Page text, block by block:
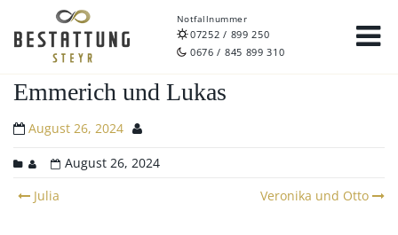
Notfallnummer
07252 / 899 250
0676 / 845 899 310
Emmerich und Lukas
August 26, 2024
August 26, 2024
Post
Julia Veronika und Otto